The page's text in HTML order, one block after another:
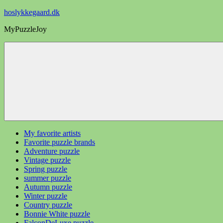
Videre
indhold
hoslykkegaard.dk
MyPuzzleJoy
My favorite artists
Favorite puzzle brands
Adventure puzzle
Vintage puzzle
Spring puzzle
summer puzzle
Autumn puzzle
Winter puzzle
Country puzzle
Bonnie White puzzle